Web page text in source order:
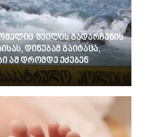
შვილის გადარჩენის
დინებამ გაიტაცა,
ამ დრომდე ეძებენ